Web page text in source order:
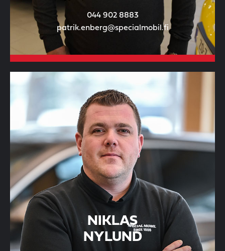
044 902 8883
patrik.enberg@specialmobil.fi
NIKLAS
NYLUND